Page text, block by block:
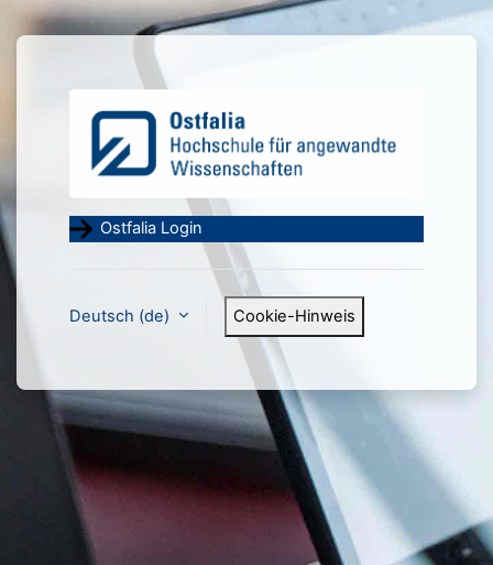
Zum Hauptinhalt
Anmelden bei 'Moodle
Ostfalia Login
Deutsch ‎(de)‎ Cookie-Hinweis